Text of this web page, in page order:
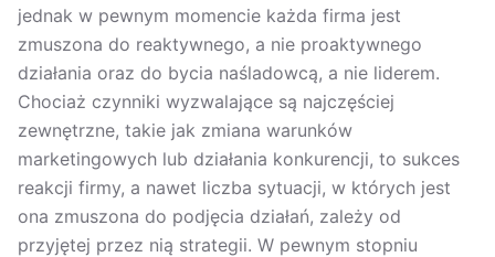
jednak w pewnym momencie każda firma jest
zmuszona do reaktywnego, a nie proaktywnego
działania oraz do bycia naśladowcą, a nie liderem.
Chociaż czynniki wyzwalające są najczęściej
zewnętrzne, takie jak zmiana warunków
marketingowych lub działania konkurencji, to sukces
reakcji firmy, a nawet liczba sytuacji, w których jest
ona zmuszona do podjęcia działań, zależy od
przyjętej przez nią strategii. W pewnym stopniu